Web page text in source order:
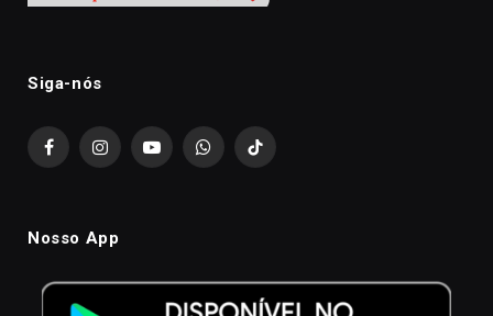
Siga-nós
FacebookInstagramYouTubeWhatsAppTikTok
Nosso App